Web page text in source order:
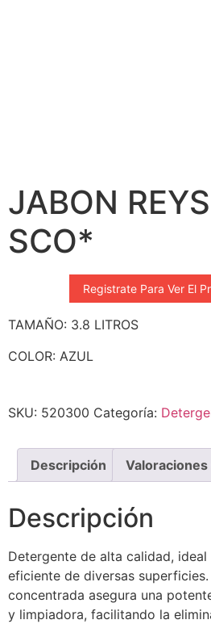
JABON
SCO*
Registrate Para Ver El
TAMAÑO: 3.8 LITROS
COLOR: AZUL
SKU: 520300 Categoría:
Descripción
Descripción
Detergente de alta calidad,
eficiente de diversas
concentrada asegura una
y limpiadora, facilitando la